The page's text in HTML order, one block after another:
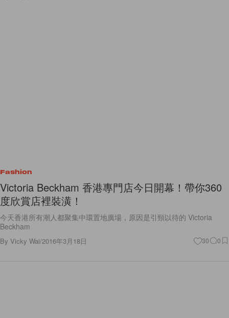
Fashion
Victoria Beckham 香港專門店今日開幕！帶你360
度欣賞店裡裝潢！
今天香港所有潮人都聚集中環置地廣場，原因是引頸以待的 Victoria
Beckham
By Vicky Wai/2016年3月18日 30 0